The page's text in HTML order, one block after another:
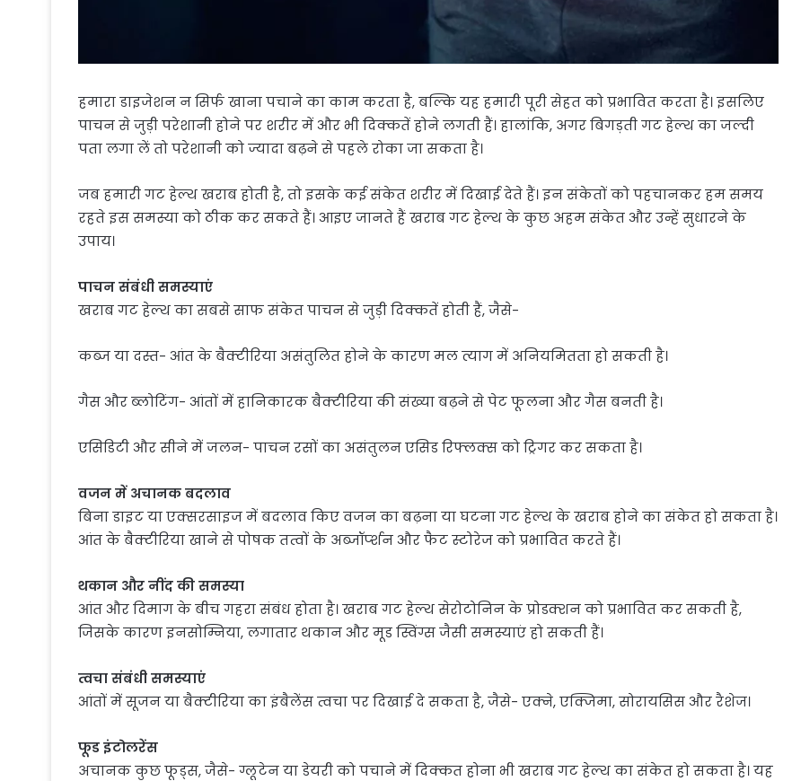
हमारा डाइजेशन न सिर्फ खाना पचाने का काम करता है, बल्कि यह हमारी पूरी सेहत को प्रभावित करता है। इसलिए
पाचन से जुड़ी परेशानी होने पर शरीर में और भी दिक्कतें होने लगती हैं। हालांकि, अगर बिगड़ती गट हेल्थ का जल्दी
पता लगा लें तो परेशानी को ज्यादा बढ़ने से पहले रोका जा सकता है।
जब हमारी गट हेल्थ खराब होती है, तो इसके कई संकेत शरीर में दिखाई देते हैं। इन संकेतों को पहचानकर हम समय
रहते इस समस्या को ठीक कर सकते हैं। आइए जानते हैं खराब गट हेल्थ के कुछ अहम संकेत और उन्हें सुधारने के
उपाय।
पाचन संबंधी समस्याएं
खराब गट हेल्थ का सबसे साफ संकेत पाचन से जुड़ी दिक्कतें होती हैं, जैसे-
कब्ज या दस्त- आंत के बैक्टीरिया असंतुलित होने के कारण मल त्याग में अनियमितता हो सकती है।
गैस और ब्लोटिंग- आंतों में हानिकारक बैक्टीरिया की संख्या बढ़ने से पेट फूलना और गैस बनती है।
एसिडिटी और सीने में जलन- पाचन रसों का असंतुलन एसिड रिफ्लक्स को ट्रिगर कर सकता है।
वजन में अचानक बदलाव
बिना डाइट या एक्सरसाइज में बदलाव किए वजन का बढ़ना या घटना गट हेल्थ के खराब होने का संकेत हो सकता है।
आंत के बैक्टीरिया खाने से पोषक तत्वों के अब्जॉर्प्शन और फैट स्टोरेज को प्रभावित करते हैं।
थकान और नींद की समस्या
आंत और दिमाग के बीच गहरा संबंध होता है। खराब गट हेल्थ सेरोटोनिन के प्रोडक्शन को प्रभावित कर सकती है,
जिसके कारण इनसोम्निया, लगातार थकान और मूड स्विंग्स जैसी समस्याएं हो सकती हैं।
त्वचा संबंधी समस्याएं
आंतों में सूजन या बैक्टीरिया का इंबैलेंस त्वचा पर दिखाई दे सकता है, जैसे- एक्ने, एक्जिमा, सोरायसिस और रैशेज।
फूड इंटोलरेंस
अचानक कुछ फूड्स, जैसे- ग्लूटेन या डेयरी को पचाने में दिक्कत होना भी खराब गट हेल्थ का संकेत हो सकता है। यह